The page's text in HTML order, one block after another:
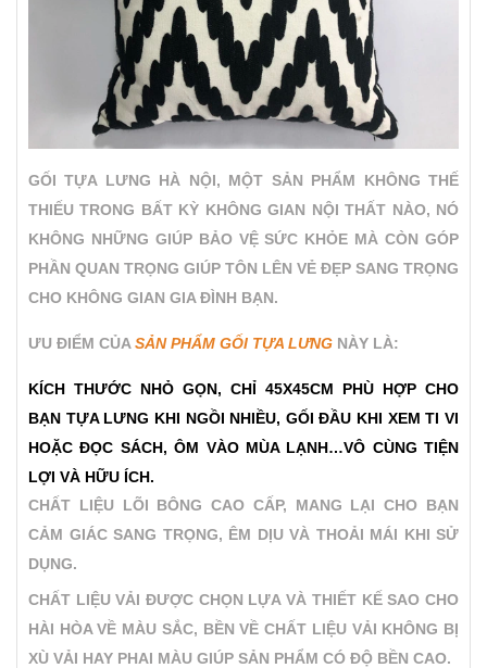
GỐI TỰA LƯNG HÀ NỘI, MỘT SẢN PHẨM KHÔNG THẾ
THIẾU TRONG BẤT KỲ KHÔNG GIAN NỘI THẤT NÀO, NÓ
KHÔNG NHỮNG GIÚP BẢO VỆ SỨC KHỎE MÀ CÒN GÓP
PHẦN QUAN TRỌNG GIÚP TÔN LÊN VẺ ĐẸP SANG TRỌNG
CHO KHÔNG GIAN GIA ĐÌNH BẠN.
ƯU ĐIỂM CỦA SẢN PHẨM GỐI TỰA LƯNG NÀY LÀ:
KÍCH THƯỚC NHỎ GỌN, CHỈ 45X45CM PHÙ HỢP CHO
BẠN TỰA LƯNG KHI NGỒI NHIỀU, GỐI ĐẦU KHI XEM TI VI
HOẶC ĐỌC SÁCH, ÔM VÀO MÙA LẠNH…VÔ CÙNG TIỆN
LỢI VÀ HỮU ÍCH.
CHẤT LIỆU LÕI BÔNG CAO CẤP, MANG LẠI CHO BẠN
CẢM GIÁC SANG TRỌNG, ÊM DỊU VÀ THOẢI MÁI KHI SỬ
DỤNG.
CHẤT LIỆU VẢI ĐƯỢC CHỌN LỰA VÀ THIẾT KẾ SAO CHO
HÀI HÒA VỀ MÀU SẮC, BỀN VỀ CHẤT LIỆU VẢI KHÔNG BỊ
XÙ VẢI HAY PHAI MÀU GIÚP SẢN PHẨM CÓ ĐỘ BỀN CAO.